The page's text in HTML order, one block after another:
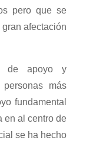
pero que se
afectación
de apoyo y
más
fundamental
en al centro de
se ha hecho